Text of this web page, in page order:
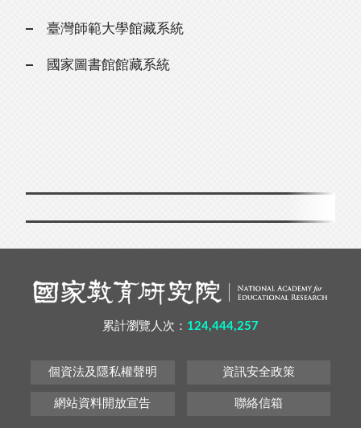
臺灣師範大學館藏系統
國家圖書館館藏系統
累計瀏覽人次： 124,444,257
個資法及隱私權聲明 資訊安全政策
網站資料開放宣告 聯絡信箱